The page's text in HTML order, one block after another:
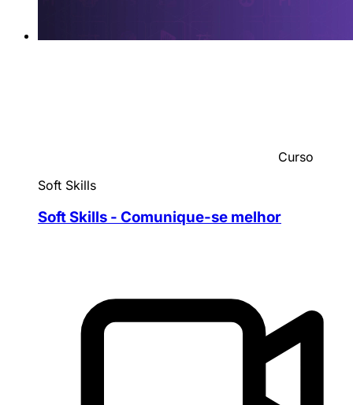
Curso
Soft Skills
Soft Skills - Comunique-se melhor